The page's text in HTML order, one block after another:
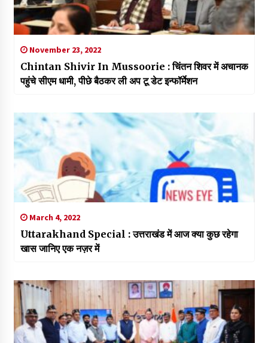
November 23, 2022
Chintan Shivir In Mussoorie : चिंतन शिवर में अचानक
पहुंचे सीएम धामी, पीछे बैठकर ली अप टू डेट इन्फॉर्मेशन
March 4, 2022
Uttarakhand Special : उत्तराखंड में आज क्या कुछ रहेगा
खास जानिए एक नज़र में